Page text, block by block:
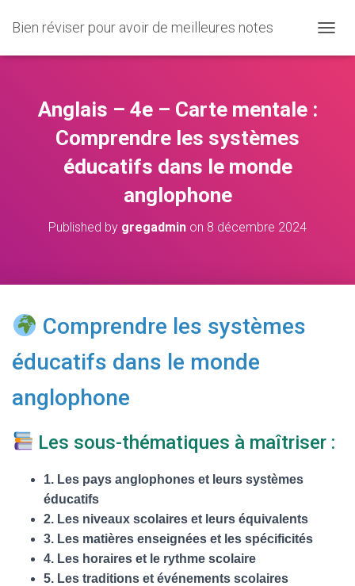
Bien réviser pour avoir de meilleures notes
U
Anglais – 4e – Carte mentale :
Comprendre les systèmes
éducatifs dans le monde
anglophone
Published by gregadmin on 8 décembre 2024
Comprendre les systèmes
éducatifs dans le monde
anglophone
Les sous-thématiques à maîtriser :
1. Les pays anglophones et leurs systèmes
éducatifs
2. Les niveaux scolaires et leurs équivalents
3. Les matières enseignées et les spécificités
4. Les horaires et le rythme scolaire
5. Les traditions et événements scolaires